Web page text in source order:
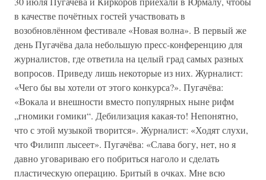
в качестве почётных гостей участвовать в
возобновлённом фестивале «Новая волна». В первый же
день Пугачёва дала небольшую пресс-конференцию для
журналистов, где ответила на целый град самых разных
вопросов. Приведу лишь некоторые из них. Журналист:
«Чего бы вы хотели от этого конкурса?». Пугачёва:
«Вокала и внешности вместо популярных ныне рифм
„гномики гомики“. Дебилизация какая-то! Непонятно,
что с этой музыкой творится». Журналист: «Ходят слухи,
что Филипп лысеет». Пугачёва: «Слава богу, нет, но я
давно уговариваю его побриться наголо и сделать
пластическую операцию. Бритый в очках. Мне всю